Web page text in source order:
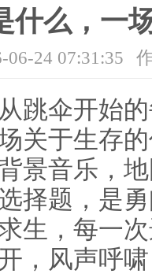
什么，一
06-24 07:31:35
跳伞开始
关于生存
景音乐，
择题，是
生，每一
，风声呼